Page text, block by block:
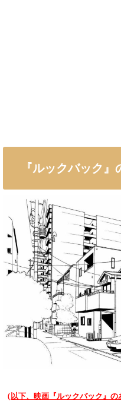
『ルックバック』
（ 以下、映画『ルックバック』の